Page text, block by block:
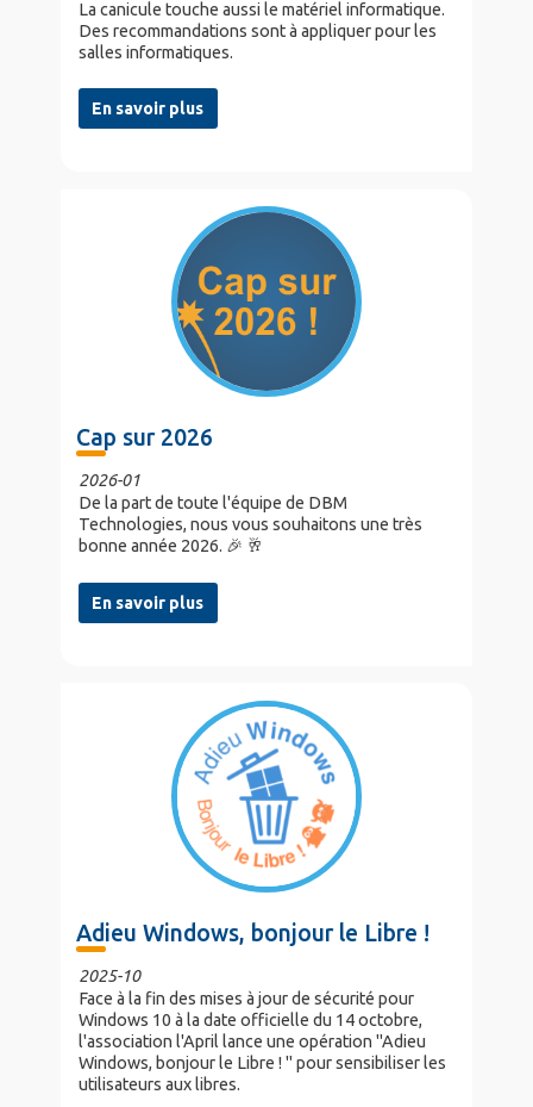
La canicule touche aussi le matériel informatique.
Des recommandations sont à appliquer pour les
salles informatiques.
En savoir plus
Cap sur 2026
2026-01
De la part de toute l'équipe de DBM
Technologies, nous vous souhaitons une très
bonne année 2026. 🎉 🥂
En savoir plus
Adieu Windows, bonjour le Libre !
2025-10
Face à la fin des mises à jour de sécurité pour
Windows 10 à la date officielle du 14 octobre,
l'association l'April lance une opération "Adieu
Windows, bonjour le Libre ! " pour sensibiliser les
utilisateurs aux libres.